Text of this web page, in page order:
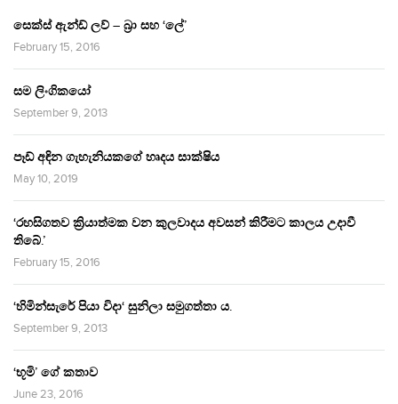
සෙක්ස් ඇන්ඩ් ලව් – බ්‍රා සහ ‘ලේ’
February 15, 2016
සම ලිංගිකයෝ
September 9, 2013
පෑඩ් අඳින ගැහැනියකගේ හෘදය සාක්ෂිය
May 10, 2019
‘රහසිගතව ක්‍රියාත්මක වන කුලවාදය අවසන් කිරීමට කාලය උදාවී
තිබේ.’
February 15, 2016
‘හිමින්සැරේ පියා විදා‘ සුනිලා සමුගත්තා ය.
September 9, 2013
‘භූමි’ ගේ කතාව
June 23, 2016